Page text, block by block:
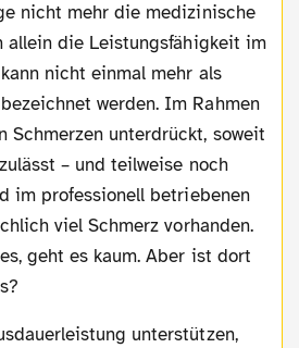
nicht mehr die medizinische
allein die Leistungsfähigkeit im
nicht einmal mehr als
werden. Im Rahmen
Schmerzen unterdrückt, soweit
– und teilweise noch
im professionell betriebenen
viel Schmerz vorhanden.
geht es kaum. Aber ist dort